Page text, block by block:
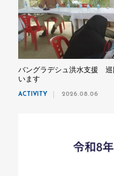
バングラデシュ洪水支援 巡
います
ACTIVITY 2026.08.06